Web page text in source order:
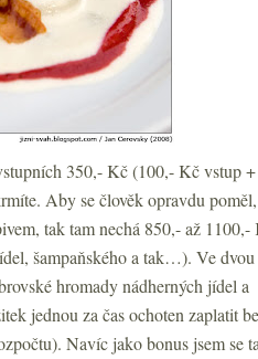
350,- Kč (100,- Kč vstup
Aby se člověk opravdu
tak tam nechá 850,- až 1100,-
šampaňského a tak…). Ve
hromady nádherných jídel a
jednou za čas ochoten zaplatit
Navíc jako bonus jsem se